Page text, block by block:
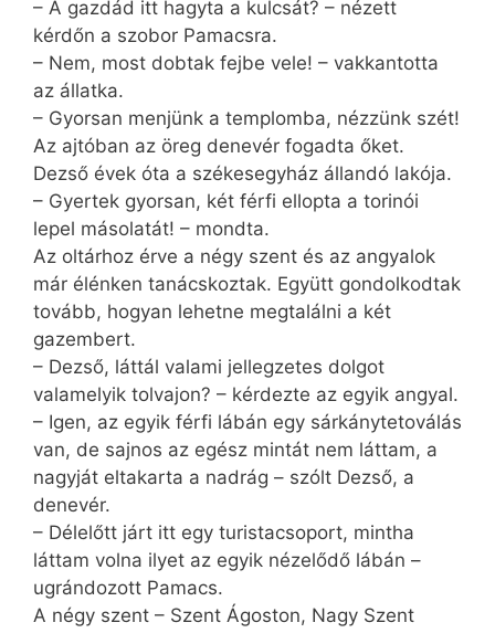
– A gazdád itt hagyta a kulcsát? – nézett
kérdőn a szobor Pamacsra.
– Nem, most dobtak fejbe vele! – vakkantotta
az állatka.
– Gyorsan menjünk a templomba, nézzünk szét!
Az ajtóban az öreg denevér fogadta őket.
Dezső évek óta a székesegyház állandó lakója.
– Gyertek gyorsan, két férfi ellopta a torinói
lepel másolatát! – mondta.
Az oltárhoz érve a négy szent és az angyalok
már élénken tanácskoztak. Együtt gondolkodtak
tovább, hogyan lehetne megtalálni a két
gazembert.
– Dezső, láttál valami jellegzetes dolgot
valamelyik tolvajon? – kérdezte az egyik angyal.
– Igen, az egyik férfi lábán egy sárkánytetoválás
van, de sajnos az egész mintát nem láttam, a
nagyját eltakarta a nadrág – szólt Dezső, a
denevér.
– Délelőtt járt itt egy turistacsoport, mintha
láttam volna ilyet az egyik nézelődő lábán –
ugrándozott Pamacs.
A négy szent – Szent Ágoston, Nagy Szent